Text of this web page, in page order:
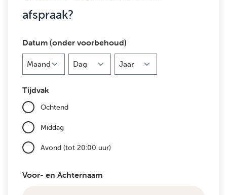
afspraak?
Datum (onder voorbehoud)
Tijdvak
Ochtend
Middag
Avond (tot 20:00 uur)
Voor- en Achternaam